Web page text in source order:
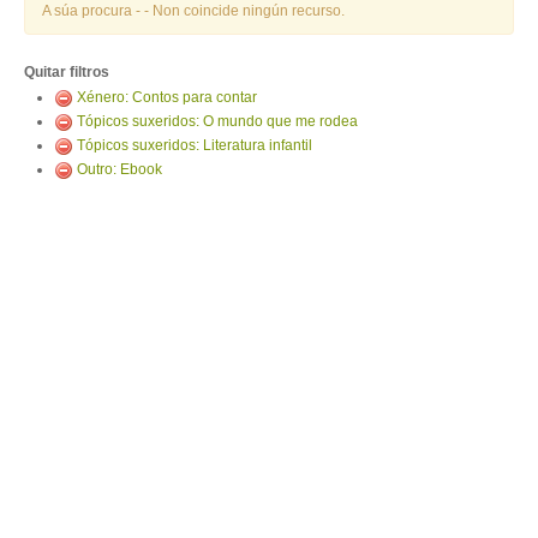
A súa procura - - Non coincide ningún recurso.
Quitar filtros
Xénero: Contos para contar
Tópicos suxeridos: O mundo que me rodea
Tópicos suxeridos: Literatura infantil
Outro: Ebook